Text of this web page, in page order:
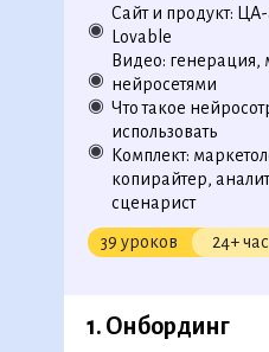
Сайт и продукт:
Lovable
Видео: генерация,
нейросетями
Что такое
использовать
Комплект:
копирайтер,
сценарист
39 уроков
◉
◉
◉
◉
24+
1. Онбординг
◉
◉
◉
◉
◉
◉
◉
◉